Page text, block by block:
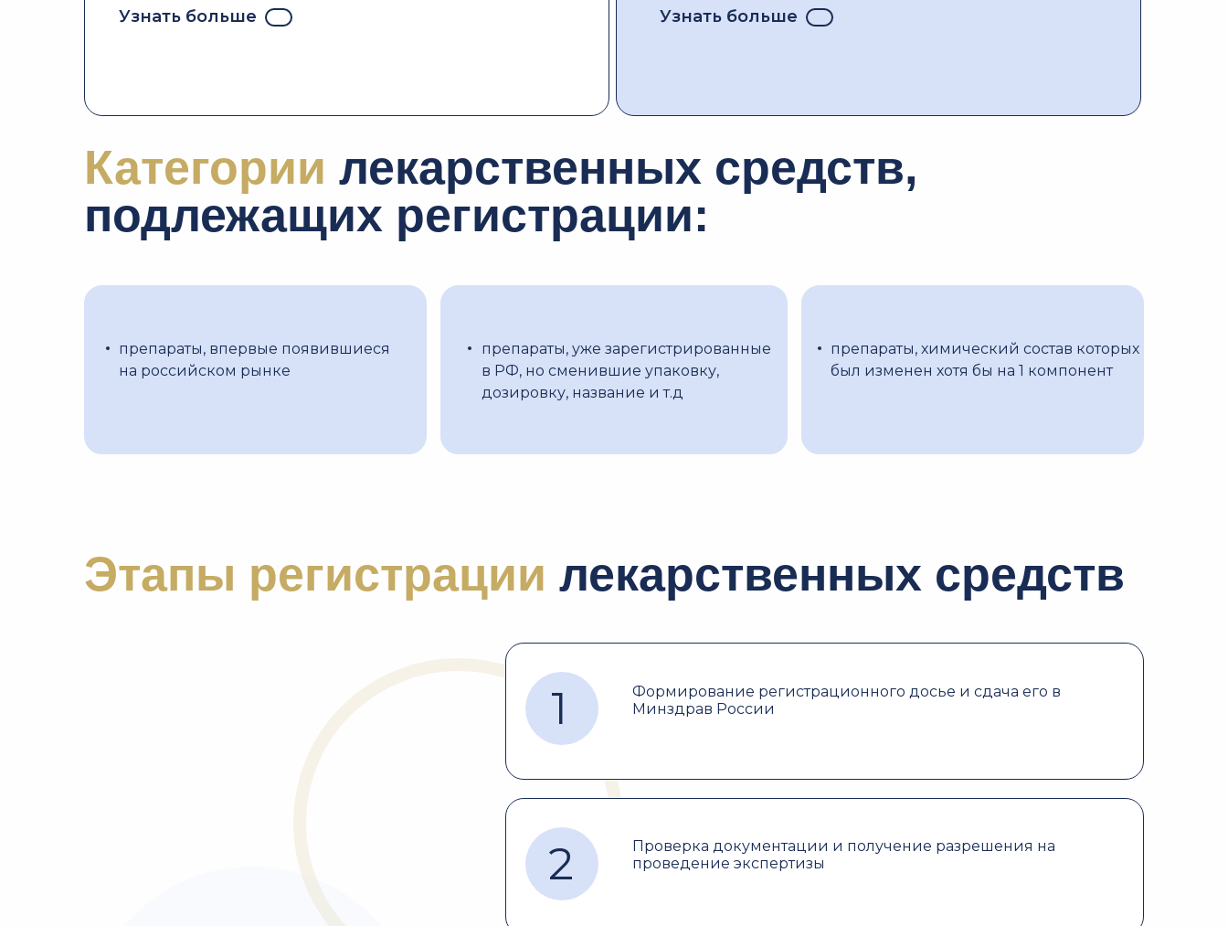
Узнать больше Узнать больше
Категории лекарственных средств,
подлежащих регистрации:
препараты, впервые появившиеся
на российском рынке
препараты, химический состав которых
был изменен хотя бы на 1 компонент
препараты, уже зарегистрированные
в РФ, но сменившие упаковку,
дозировку, название и т.д
Этапы регистрации лекарственных средств
1
2
Формирование регистрационного досье и сдача его в
Минздрав России
Проверка документации и получение разрешения на
проведение экспертизы